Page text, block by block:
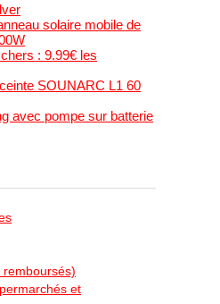
solaire mobile de
: 9.99€ les
SOUNARC L1 60
avec pompe sur batterie
et